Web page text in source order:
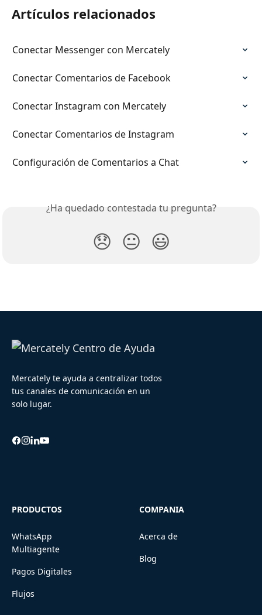
Artículos relacionados
Conectar Messenger con Mercately
Conectar Comentarios de Facebook
Conectar Instagram con Mercately
Conectar Comentarios de Instagram
Configuración de Comentarios a Chat
¿Ha quedado contestada tu pregunta?
😞 😐 😃
Mercately te ayuda a centralizar todos
tus canales de comunicación en un
solo lugar.
PRODUCTOS
WhatsApp
Multiagente
Pagos Digitales
Flujos
COMPANIA
Acerca de
Blog